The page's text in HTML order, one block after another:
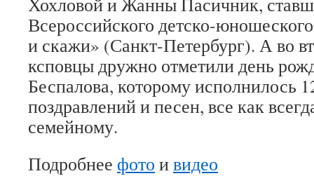
Всероссийского детско-
и скажи» (Санкт-Петербург). А во
ксповцы дружно отметили день
Беспалова, которому исполнилось
поздравлений и песен, все как
семейному.
Подробнее фото ивидео